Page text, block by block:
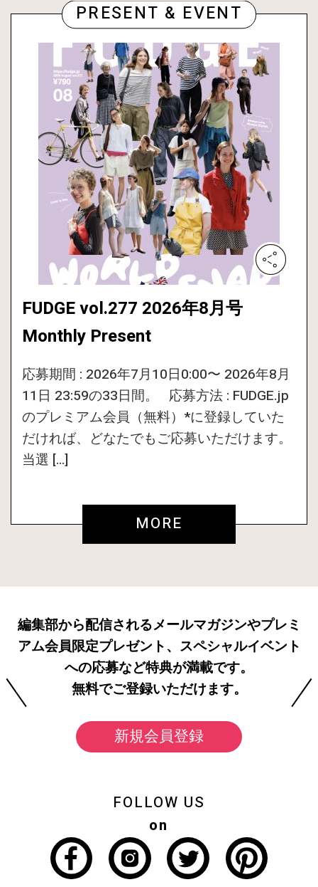
PRESENT & EVENT
FUDGE vol.277 2026年8月号
Monthly Present
応募期間 : 2026年7月10日0:00〜 2026年8月
11日 23:59の33日間。 応募方法 : FUDGE.jp
のプレミアム会員（無料）*に登録していた
だければ、どなたでもご応募いただけます。
当選 […]
MORE
編集部から配信されるメールマガジンやプレミ
アム会員限定プレゼント、スペシャルイベント
への応募など特典が満載です。
無料でご登録いただけます。
新規会員登録
FOLLOW US
on